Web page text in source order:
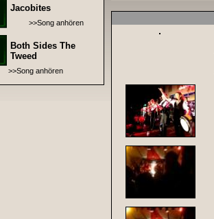
Jacobites
>>Song anhören
Both Sides The
Tweed
>>Song anhören